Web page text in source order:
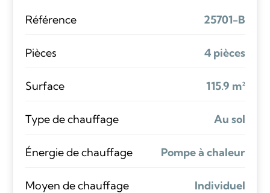
Référence 25701-B
Pièces 4 pièces
Surface 115.9 m²
Type de chauffage Au sol
Énergie de chauffage Pompe à chaleur
Moyen de chauffage Individuel